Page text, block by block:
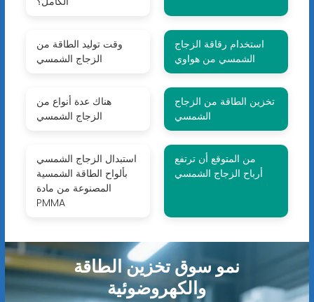
وقت توليد الطاقة من
الزجاج الشمسي
استخدام رقاقة الزجاج
الشمسي من هواوي
هناك عدة أنواع من
الزجاج الشمسي
تخزين الطاقة من الزجاج
الشمسي
استبدال الزجاج الشمسي
بألواح الطاقة الشمسية
المصنوعة من مادة
PMMA
من المتوقع أن ترتفع
أرباح الزجاج الشمسي
نمو سوق تخزين الطاقة
والكهروضوئية